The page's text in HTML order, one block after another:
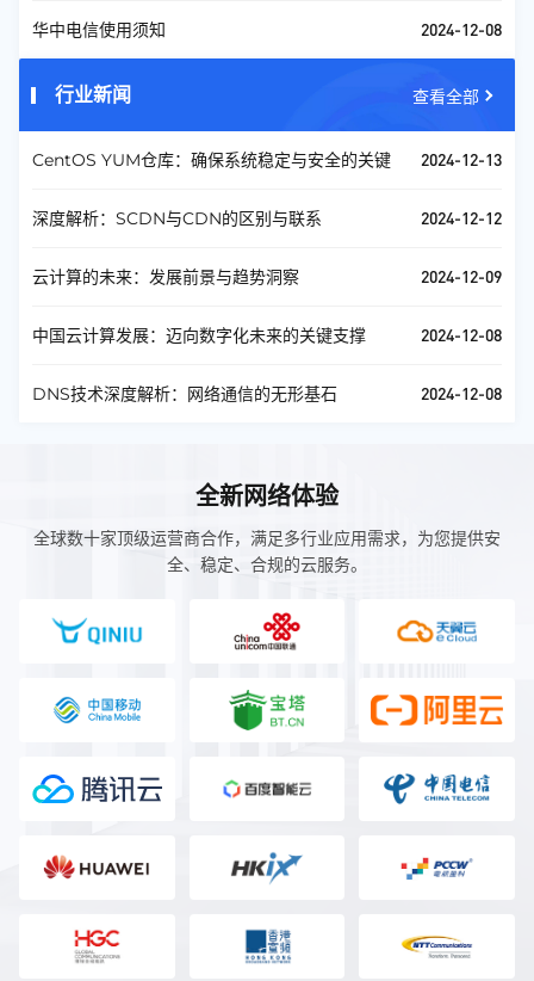
华中电信使用须知 2024-12-08
行业新闻 查看全部
CentOS YUM仓库：确保系统稳定与安全的关键 2024-12-13
深度解析：SCDN与CDN的区别与联系 2024-12-12
云计算的未来：发展前景与趋势洞察 2024-12-09
中国云计算发展：迈向数字化未来的关键支撑 2024-12-08
DNS技术深度解析：网络通信的无形基石 2024-12-08
全新网络体验
全球数十家顶级运营商合作，满足多行业应用需求，为您提供安
全、稳定、合规的云服务。